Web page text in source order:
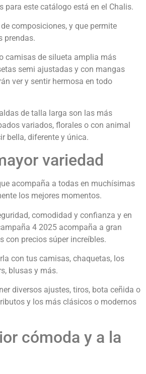
para este catálogo está en el Chalis.
composiciones, y que permite
prendas.
camisas de silueta amplia más
semi ajustadas y con mangas
ver y sentir hermosa en todo
de talla larga son las más
variados, florales o con animal
bella, diferente y única.
variedad
acompaña a todas en muchísimas
los mejores momentos.
comodidad y confianza y en
4 2025 acompaña a gran
con precios súper increíbles.
con tus camisas, chaquetas, los
blusas y más.
diversos ajustes, tiros, bota ceñida o
y los más clásicos o modernos
cómoda y a la